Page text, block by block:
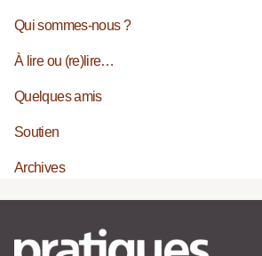
Qui sommes-nous ?
À lire ou (re)lire…
Quelques amis
Soutien
Archives